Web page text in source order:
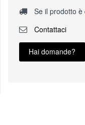
Se il prodotto
Contattaci
Hai domande?